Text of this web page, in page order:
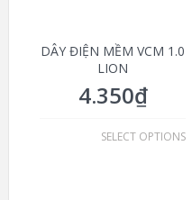
DÂY ĐIỆN MỀM VCM 1.0
LION
4.350₫
SELECT OPTIONS